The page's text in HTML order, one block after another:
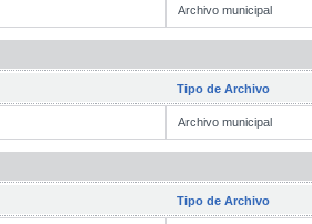
Archivo municipal
Tipo de Archivo
Archivo municipal
Tipo de Archivo